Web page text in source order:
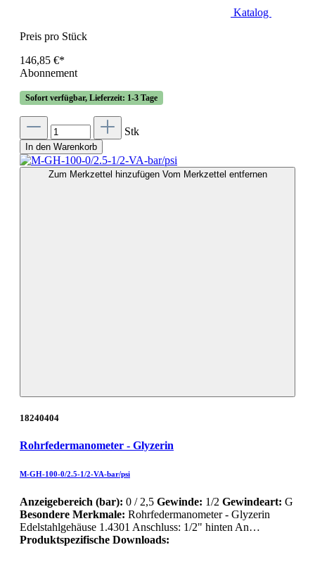
Katalog
Preis pro Stück
146,85 €*
Abonnement
Sofort verfügbar, Lieferzeit: 1-3 Tage
Stk
In den Warenkorb
Zum Merkzettel hinzufügen Vom Merkzettel entfernen
18240404
Rohrfedermanometer - Glyzerin
M-GH-100-0/2.5-1/2-VA-bar/psi
Anzeigebereich (bar): 0 / 2,5 Gewinde: 1/2 Gewindeart: G
Besondere Merkmale: Rohrfedermanometer - Glyzerin
Edelstahlgehäuse 1.4301 Anschluss: 1/2" hinten An…
Produktspezifische Downloads: